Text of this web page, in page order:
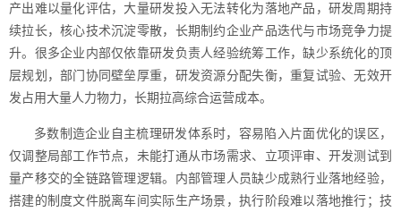
产出难以量化评估，大量研发投入无法转化为落地产品，研发周期持
续拉长，核心技术沉淀零散，长期制约企业产品迭代与市场竞争力提
升。很多企业内部仅依靠研发负责人经验统筹工作，缺少系统化的顶
层规划，部门协同壁垒厚重，研发资源分配失衡，重复试验、无效开
发占用大量人力物力，长期拉高综合运营成本。
多数制造企业自主梳理研发体系时，容易陷入片面优化的误区，
仅调整局部工作节点，未能打通从市场需求、立项评审、开发测试到
量产移交的全链路管理逻辑。内部管理人员缺少成熟行业落地经验，
搭建的制度文件脱离车间实际生产场景，执行阶段难以落地推行；技